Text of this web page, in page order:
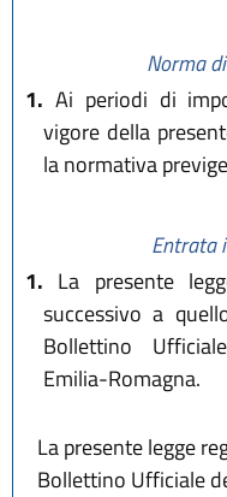
Norma
1. Ai periodi di
vigore della
la normativa
Entrata
1. La presente
successivo a
Bollettino
Emilia-Romagna.
La presente legge
Bollettino Ufficiale